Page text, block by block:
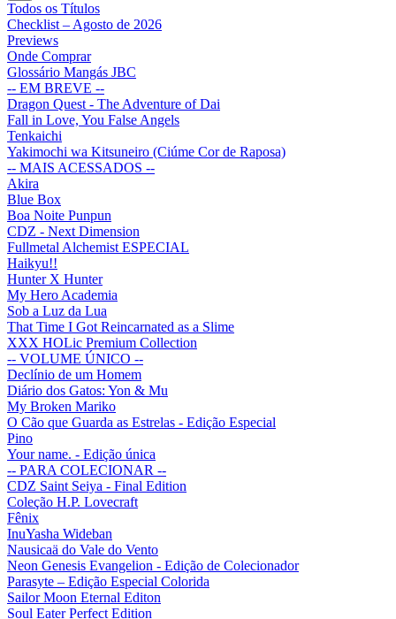
Todos os Títulos
Checklist – Agosto de 2026
Previews
Onde Comprar
Glossário Mangás JBC
-- EM BREVE --
Dragon Quest - The Adventure of Dai
Fall in Love, You False Angels
Tenkaichi
Yakimochi wa Kitsuneiro (Ciúme Cor de Raposa)
-- MAIS ACESSADOS --
Akira
Blue Box
Boa Noite Punpun
CDZ - Next Dimension
Fullmetal Alchemist ESPECIAL
Haikyu!!
Hunter X Hunter
My Hero Academia
Sob a Luz da Lua
That Time I Got Reincarnated as a Slime
XXX HOLic Premium Collection
-- VOLUME ÚNICO --
Declínio de um Homem
Diário dos Gatos: Yon & Mu
My Broken Mariko
O Cão que Guarda as Estrelas - Edição Especial
Pino
Your name. - Edição única
-- PARA COLECIONAR --
CDZ Saint Seiya - Final Edition
Coleção H.P. Lovecraft
Fênix
InuYasha Wideban
Nausicaä do Vale do Vento
Neon Genesis Evangelion - Edição de Colecionador
Parasyte – Edição Especial Colorida
Sailor Moon Eternal Editon
Soul Eater Perfect Edition